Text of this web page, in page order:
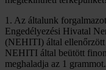
1. Az általunk
Engedélyezési Hivatal
(NEHITI) által ellenőrzött
NEHITI által beütött
meghaladja az 1 grammot.